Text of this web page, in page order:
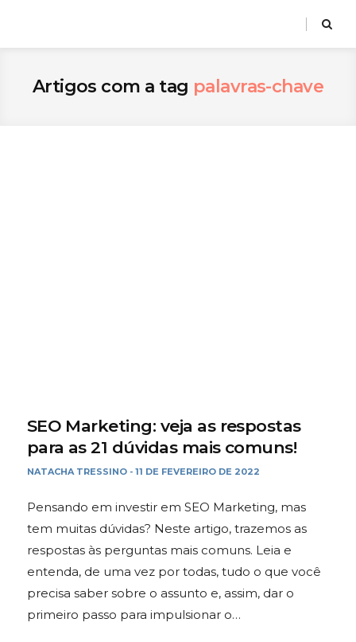
Artigos com a tag palavras-chave
SEO Marketing: veja as respostas
para as 21 dúvidas mais comuns!
NATACHA TRESSINO - 11 DE FEVEREIRO DE 2022
Pensando em investir em SEO Marketing, mas
tem muitas dúvidas? Neste artigo, trazemos as
respostas às perguntas mais comuns. Leia e
entenda, de uma vez por todas, tudo o que você
precisa saber sobre o assunto e, assim, dar o
primeiro passo para impulsionar o…